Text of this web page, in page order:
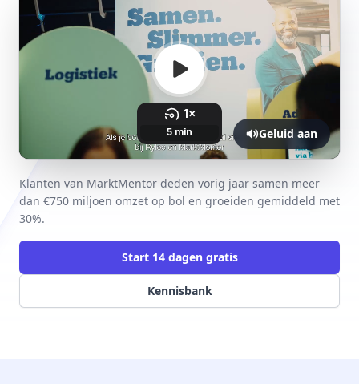
Geluid aan
Klanten van MarktMentor deden vorig jaar samen meer
dan €750 miljoen omzet op bol en groeiden gemiddeld met
30%.
Start 14 dagen gratis
Kennisbank